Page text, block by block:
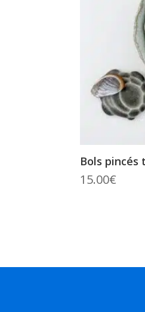
Bols
15.00€